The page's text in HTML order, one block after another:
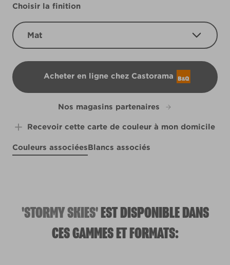
Choisir la finition
Mat
Acheter en ligne chez Castorama
B&Q
Nos magasins partenaires
Recevoir cette carte de couleur à mon domicile
Couleurs associéesBlancs associés
'STORMY SKIES'EST DISPONIBLE DANS
CES GAMMES ET FORMATS: